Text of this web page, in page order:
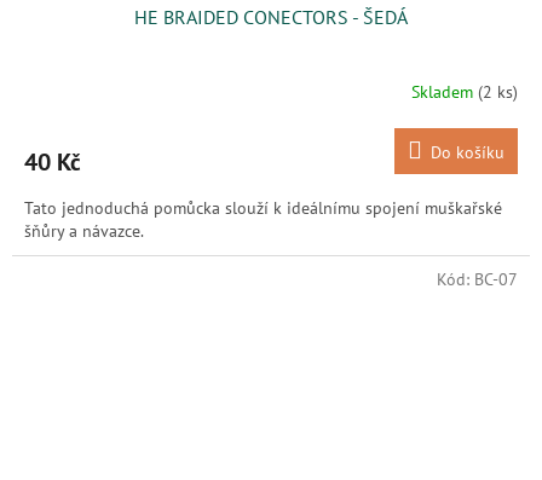
HE BRAIDED CONECTORS - ŠEDÁ
Skladem (2 ks)
40 Kč Do košíku
Tato jednoduchá pomůcka slouží k ideálnímu spojení muškařské
šňůry a návazce.
Kód: BC-07